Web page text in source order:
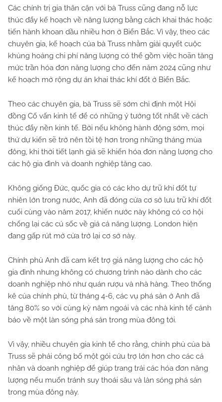
Các chính trị gia thân cận với bà Truss cũng đang nỗ lực
thúc đẩy kế hoạch về năng lượng bằng cách khai thác hoặc
tiến hành khoan dầu nhiều hơn ở Biển Bắc. Vì vậy, theo các
chuyên gia, kế hoạch của bà Truss nhằm giải quyết cuộc
khủng hoảng chi phí năng lượng có thể gồm việc hoãn tăng
mức trần hóa đơn năng lượng cho đến năm 2024 cũng như
kế hoạch mở rộng dự án khai thác khí đốt ở Biển Bắc.
Theo các chuyên gia, bà Truss sẽ sớm chỉ định một Hội
đồng Cố vấn kinh tế để có những ý tưởng tốt nhất về cách
thúc đẩy nền kinh tế. Bởi nếu không hành động sớm, mọi
thứ dự kiến sẽ trở nên tồi tệ hơn trong những tháng mùa
đông, khi thời tiết lạnh giá sẽ khiến hóa đơn năng lượng cho
các hộ gia đình và doanh nghiệp tăng cao.
Không giống Đức, quốc gia có các kho dự trữ khí đốt tự
nhiên lớn trong nước, Anh đã đóng cửa cơ sở lưu trữ khí đốt
cuối cùng vào năm 2017, khiến nước này không có cơ hội
chống lại các cú sốc về giá cả năng lượng. London hiện
đang gấp rút mở cửa trở lại cơ sở này.
Chính phủ Anh đã cam kết trợ giá năng lượng cho các hộ
gia đình nhưng không có chương trình nào dành cho các
doanh nghiệp nhỏ như quán rượu và nhà hàng. Theo thống
kê của chính phủ, từ tháng 4-6, các vụ phá sản ở Anh đã
tăng 80% so với cùng kỳ năm ngoái và các nhà kinh tế cảnh
báo về một làn sóng phá sản trong mùa đông tới.
Vì vậy, nhiều chuyên gia kinh tế cho rằng, chính phủ của bà
Truss sẽ phải công bố một gói cứu trợ lớn hơn cho các cá
nhân và doanh nghiệp để giúp trang trải các hóa đơn năng
lượng nếu muốn tránh suy thoái sâu và làn sóng phá sản
trong mùa đông này.